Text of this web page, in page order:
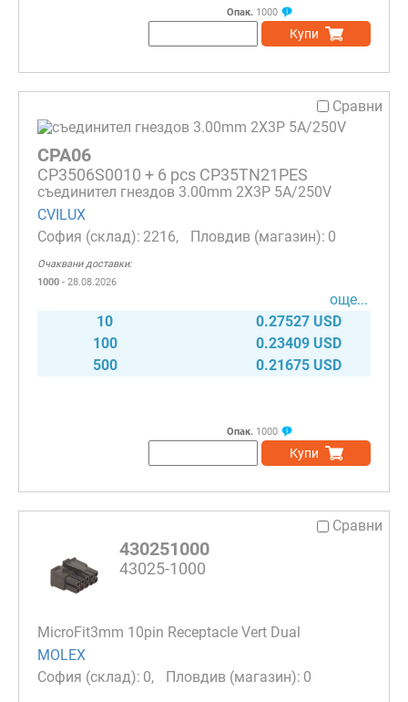
Опак. 1000
Купи
Сравни
CPA06
CP3506S0010 + 6 pcs CP35TN21PES
съединител гнездов 3.00mm 2X3P 5A/250V
CVILUX
2216
0
Очаквани доставки:
1000 - 28.08.2026
още...
10
0.27527 USD
100
0.23409 USD
500
0.21675 USD
Опак. 1000
Купи
Сравни
430251000
43025-1000
MicroFit3mm 10pin Receptacle Vert Dual
MOLEX
0
0